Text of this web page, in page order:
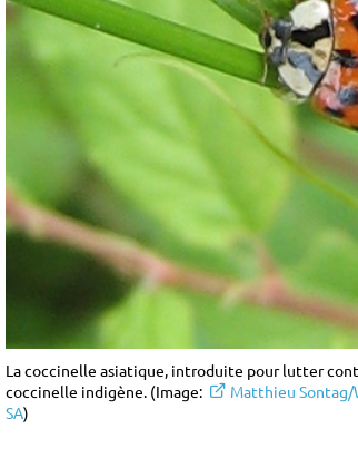
La coccinelle asiatique, introduite pour lutter
coccinelle indigène. (Image:
Matthieu Sontag/
SA)